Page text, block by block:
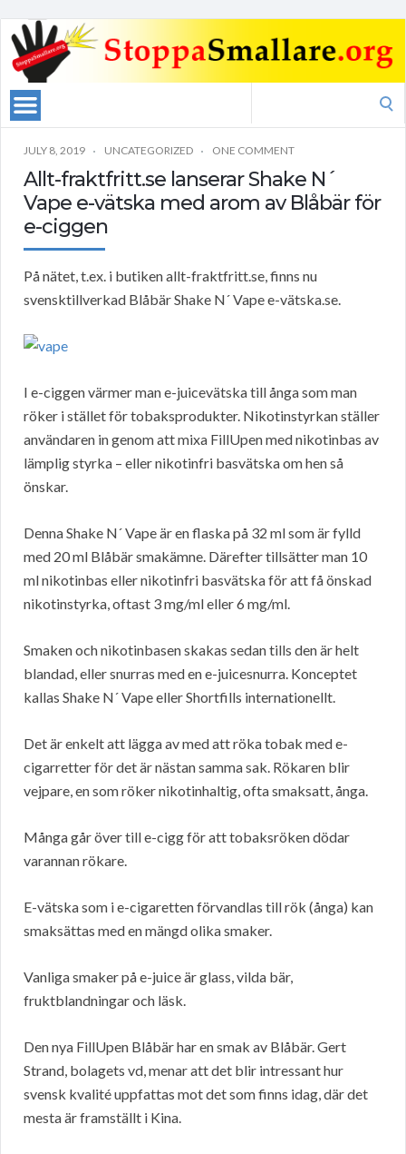
JULY 8, 2019 UNCATEGORIZED ONE COMMENT
Allt-fraktfritt.se lanserar Shake N´
Vape e-vätska med arom av Blåbär för
e-ciggen
På nätet, t.ex. i butiken allt-fraktfritt.se, finns nu
svensktillverkad Blåbär Shake N´ Vape e-vätska.se.
I e-ciggen värmer man e-juicevätska till ånga som man
röker i stället för tobaksprodukter. Nikotinstyrkan ställer
användaren in genom att mixa FillUpen med nikotinbas av
lämplig styrka – eller nikotinfri basvätska om hen så
önskar.
Denna Shake N´ Vape är en flaska på 32 ml som är fylld
med 20 ml Blåbär smakämne. Därefter tillsätter man 10
ml nikotinbas eller nikotinfri basvätska för att få önskad
nikotinstyrka, oftast 3 mg/ml eller 6 mg/ml.
Smaken och nikotinbasen skakas sedan tills den är helt
blandad, eller snurras med en e-juicesnurra. Konceptet
kallas Shake N´ Vape eller Shortfills internationellt.
Det är enkelt att lägga av med att röka tobak med e-
cigarretter för det är nästan samma sak. Rökaren blir
vejpare, en som röker nikotinhaltig, ofta smaksatt, ånga.
Många går över till e-cigg för att tobaksröken dödar
varannan rökare.
E-vätska som i e-cigaretten förvandlas till rök (ånga) kan
smaksättas med en mängd olika smaker.
Vanliga smaker på e-juice är glass, vilda bär,
fruktblandningar och läsk.
Den nya FillUpen Blåbär har en smak av Blåbär. Gert
Strand, bolagets vd, menar att det blir intressant hur
svensk kvalité uppfattas mot det som finns idag, där det
mesta är framställt i Kina.